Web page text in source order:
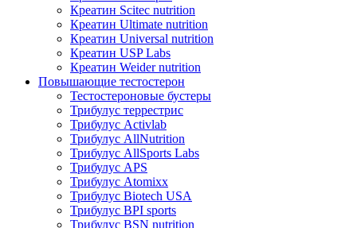
Креатин Scitec nutrition
Креатин Ultimate nutrition
Креатин Universal nutrition
Креатин USP Labs
Креатин Weider nutrition
Повышающие тестостерон
Тестостероновые бустеры
Трибулус террестрис
Трибулус Activlab
Трибулус AllNutrition
Трибулус AllSports Labs
Трибулус APS
Трибулус Atomixx
Трибулус Biotech USA
Трибулус BPI sports
Трибулус BSN nutrition